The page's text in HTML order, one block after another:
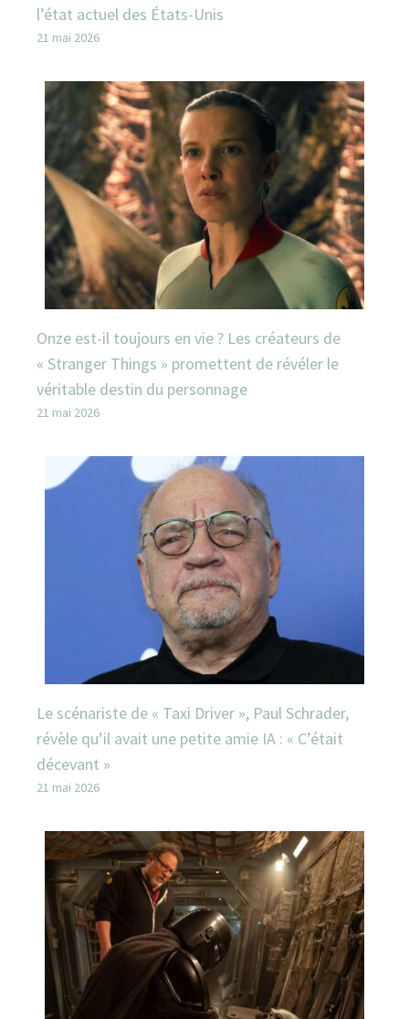
l’état actuel des États-Unis
21 mai 2026
Onze est-il toujours en vie ? Les créateurs de
« Stranger Things » promettent de révéler le
véritable destin du personnage
21 mai 2026
Le scénariste de « Taxi Driver », Paul Schrader,
révèle qu’il avait une petite amie IA : « C’était
décevant »
21 mai 2026